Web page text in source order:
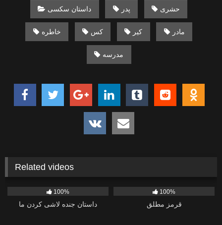
داستان سکسی پدر حشری
خاطره کس کیر مادر
مدرسه
Related videos
100%
داستان جنده لاشی کردن ما
100%
قرمز مطلق